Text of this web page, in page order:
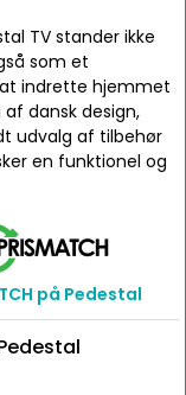
TV stander ikke
som et
indrette hjemmet
dansk design,
udvalg af tilbehør
en funktionel og
på Pedestal